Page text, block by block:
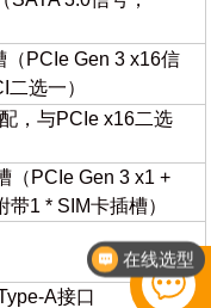
（PCIe Gen 3 x16信
选一）
，与PCIe x16二选
（PCIe Gen 3 x1 +
1 * SIM卡插槽）
A接口
在线选型
电话：400-702-7002